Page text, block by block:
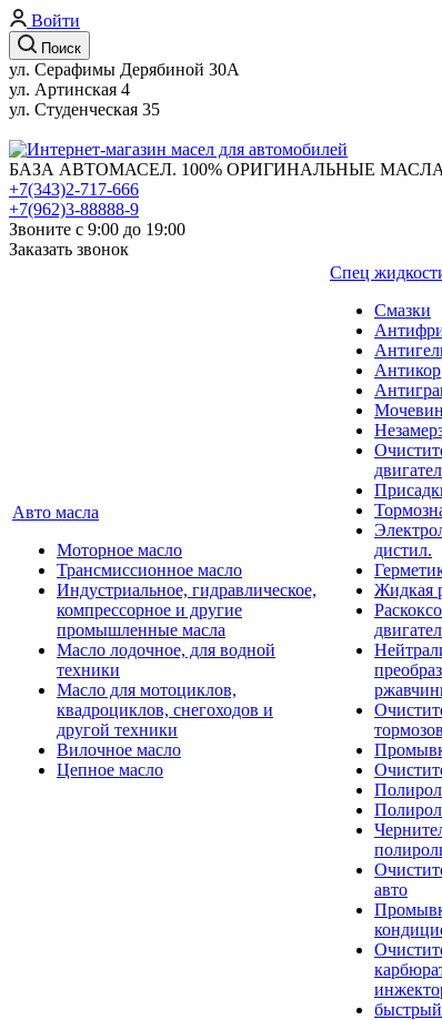
Войти
Поиск
ул. Серафимы Дерябиной 30А
ул. Артинская 4
ул. Студенческая 35
БАЗА АВТОМАСЕЛ. 100% ОРИГИНАЛЬНЫЕ
+7(343)2-717-666
+7(962)3-88888-9
Звоните с 9:00 до 19:00
Заказать звонок
Авто масла
Моторное масло
Трансмиссионное масло
Индустриальное, гидравлическое,
компрессорное и другие
промышленные масла
Масло лодочное, для водной
техники
Масло для мотоциклов,
квадроциклов, снегоходов и
другой техники
Вилочное масло
Цепное масло
Спец
Смазки
Антикор
дистил.
Жидкая
тормозов
авто
быстрый